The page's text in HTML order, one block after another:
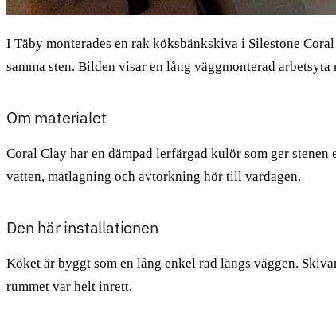
I Täby monterades en rak köksbänkskiva i Silestone
samma sten. Bilden visar en lång väggmonterad
Om materialet
Coral Clay har en dämpad lerfärgad kulör som ger
vatten, matlagning och avtorkning hör till vardagen.
Den här installationen
Köket är byggt som en lång enkel rad längs väggen.
rummet var helt inrett.